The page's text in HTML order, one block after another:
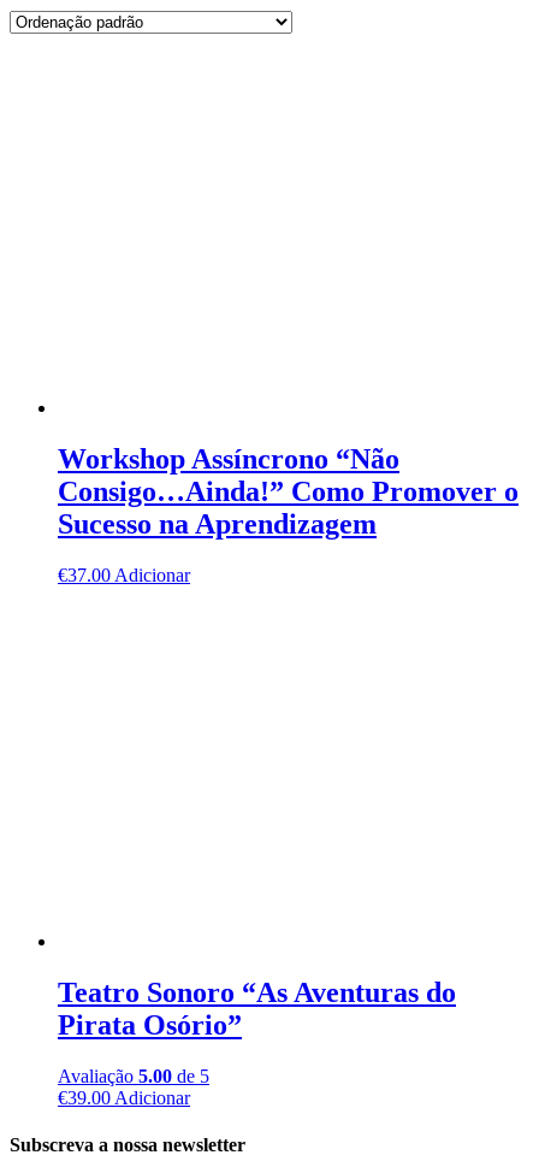
Workshop Assíncrono “Não
Consigo…Ainda!” Como Promover o
Sucesso na Aprendizagem
€37.00 Adicionar
Teatro Sonoro “As Aventuras do
Pirata Osório”
Avaliação 5.00 de 5
€39.00 Adicionar
Subscreva a nossa newsletter